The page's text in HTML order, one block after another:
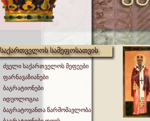
საქართველოს სამეფოსათვის
ძველი საქართველოს მეფეები
ფარნავაზიანები
ბაგრატიონები
იდეოლოგია
ბაგრატოვანთა წარმომავლობა